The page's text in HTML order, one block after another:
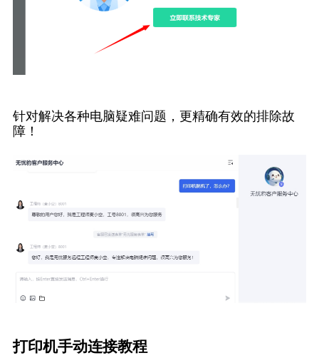
针对解决各种电脑疑难问题，更精确有效的排除故
障！
打印机手动连接教程